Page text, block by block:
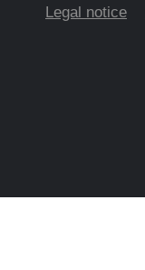
Legal notice